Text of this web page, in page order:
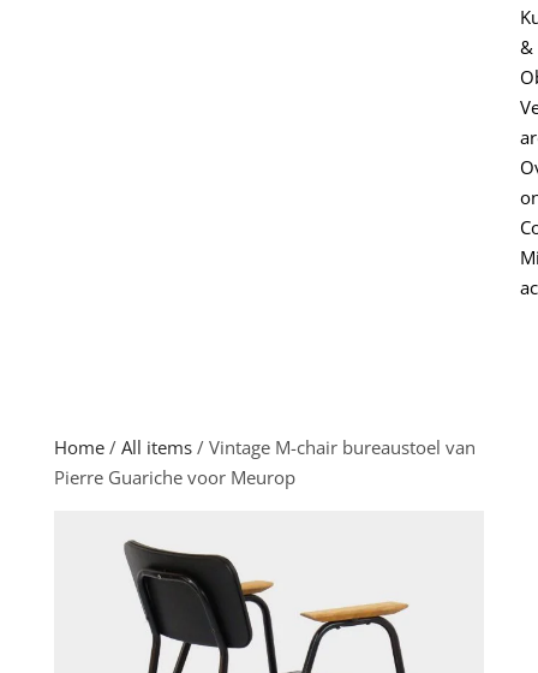
&
Home/ All items/ Vintage M-chair bureaustoel van
Pierre Guariche voor Meurop